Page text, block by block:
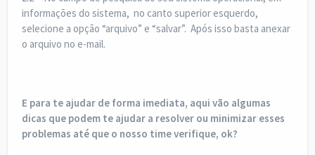
informações do sistema, no canto superior esquerdo,
selecione a opção “arquivo” e “salvar”. Após isso basta anexar
o arquivo no e-mail.
E para te ajudar de forma imediata, aqui vão algumas
dicas que podem te ajudar a resolver ou minimizar esses
problemas até que o nosso time verifique, ok?